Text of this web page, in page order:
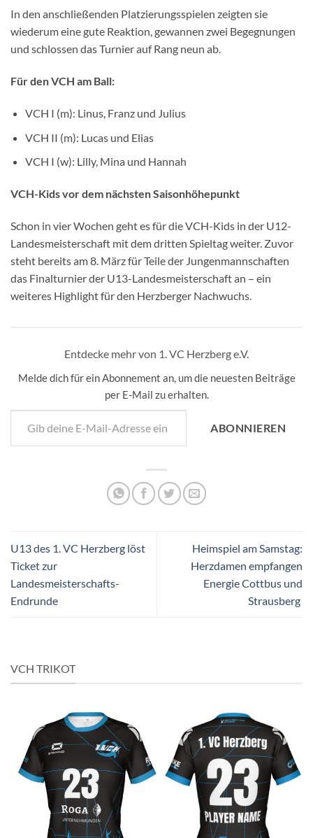
In den anschließenden Platzierungsspielen zeigten sie
wiederum eine gute Reaktion, gewannen zwei Begegnungen
und schlossen das Turnier auf Rang neun ab.
Für den VCH am Ball:
VCH I (m): Linus, Franz und Julius
VCH II (m): Lucas und Elias
VCH I (w): Lilly, Mina und Hannah
VCH-Kids vor dem nächsten Saisonhöhepunkt
Schon in vier Wochen geht es für die VCH-Kids in der U12-
Landesmeisterschaft mit dem dritten Spieltag weiter. Zuvor
steht bereits am 8. März für Teile der Jungenmannschaften
das Finalturnier der U13-Landesmeisterschaft an – ein
weiteres Highlight für den Herzberger Nachwuchs.
Entdecke mehr von 1. VC Herzberg e.V.
Melde dich für ein Abonnement an, um die neuesten Beiträge
per E-Mail zu erhalten.
Gib deine E-Mail-Adresse ein ...
ABONNIEREN
U13 des 1. VC Herzberg löst
Ticket zur
Landesmeisterschafts-
Endrunde
Heimspiel am Samstag:
Herzdamen empfangen
Energie Cottbus und
Strausberg
VCH TRIKOT